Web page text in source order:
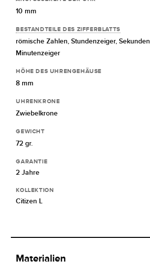
10 mm
BESTANDTEILE DES ZIFFERBLATTS
römische Zahlen,Stundenzeiger,
Minutenzeiger
HÖHE DES UHRENGEHÄUSE
8 mm
UHRENKRONE
Zwiebelkrone
GEWICHT
72 gr.
GARANTIE
2 Jahre
KOLLEKTION
Citizen L
Materialien